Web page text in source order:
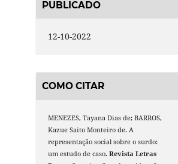
PUBLICADO
12-10-2022
COMO CITAR
MENEZES, Tayana Dias de; BARROS,
Kazue Saito Monteiro de. A
representação social sobre o surdo:
um estudo de caso.Revista Letras